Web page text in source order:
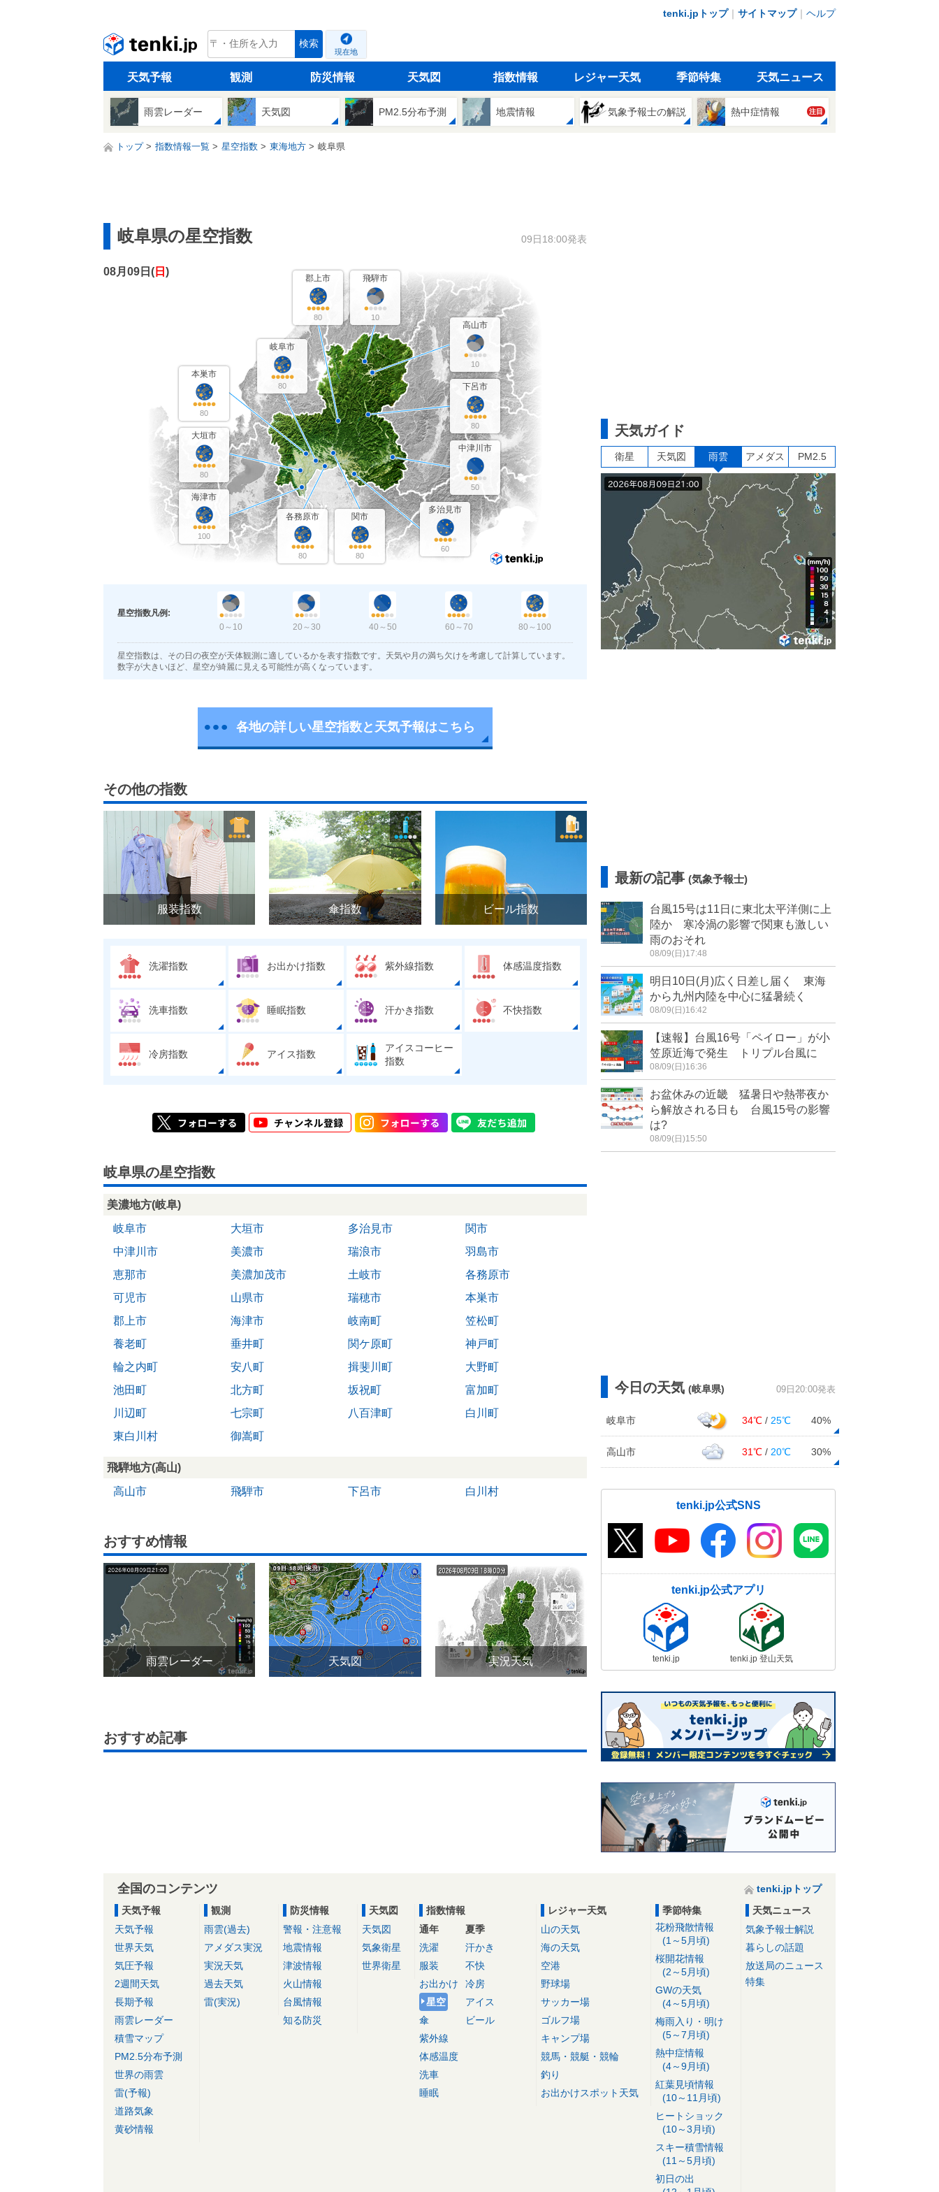
tenki.jpトップ｜ サイトマップ｜ ヘルプ
tenki.jp 検索
現在地
天気予報 観測 防災情報 天気図 指数情報 レジャー天気 季節特集 天気ニュース
雨雲レーダー 天気図 PM2.5分布予測 地震情報 気象予報士の解説 熱中症情報 注目
トップ 指数情報一覧 星空指数 東海地方 岐阜県
岐阜県の星空指数 09日18:00発表
08月09日( 日 )
岐阜市
80
高山市
10
多治見市
60
中津川市
50
下呂市
80
大垣市
80
関市
80
各務原市
80
飛騨市
10
郡上市
80
海津市
100
本巣市
80
星空指数凡例:
0～10
20～30 40～50 60～70 80～100
星空指数は、その日の夜空が天体観測に適しているかを表す指数です。天気や月の満ち欠けを考慮して計算しています。
数字が大きいほど、星空が綺麗に見える可能性が高くなっています。
各地の詳しい星空指数と天気予報はこちら
その他の指数
服装指数 傘指数 ビール指数
洗濯指数 お出かけ指数 紫外線指数 体感温度指数
洗車指数 睡眠指数 汗かき指数 不快指数
冷房指数 アイス指数
アイスコーヒー
指数
岐阜県の星空指数
美濃地方(岐阜)
岐阜市
大垣市 多治見市
関市
中津川市
美濃市 瑞浪市
羽島市
恵那市
美濃加茂市 土岐市
各務原市
可児市
山県市 瑞穂市
本巣市
郡上市
海津市 岐南町
笠松町
養老町
垂井町 関ケ原町
神戸町
輪之内町
安八町 揖斐川町
大野町
池田町
北方町 坂祝町
富加町
川辺町
七宗町 八百津町
白川町
東白川村
御嵩町
飛騨地方(高山)
高山市
飛騨市 下呂市 白川村
おすすめ情報
雨雲レーダー 天気図 実況天気
おすすめ記事
天気ガイド
衛星 天気図 雨雲 アメダス PM2.5
最新の記事 (気象予報士)
台風15号は11日に東北太平洋側に上
陸か 寒冷渦の影響で関東も激しい
雨のおそれ
08/09(日)17:48
明日10日(月)広く日差し届く 東海
から九州内陸を中心に猛暑続く
08/09(日)16:42
【速報】台風16号「ペイロー」が小
笠原近海で発生 トリプル台風に
08/09(日)16:36
お盆休みの近畿 猛暑日や熱帯夜か
ら解放される日も 台風15号の影響
は?
08/09(日)15:50
今日の天気 (岐阜県) 09日20:00発表
岐阜市 34℃ / 25℃ 40%
高山市 31℃ / 20℃ 30%
tenki.jp公式SNS
tenki.jp公式アプリ
tenki.jp tenki.jp 登山天気
全国のコンテンツ
tenki.jpトップ
天気予報
天気予報
世界天気
気圧予報
2週間天気
長期予報
雨雲レーダー
積雪マップ
PM2.5分布予測
世界の雨雲
雷(予報)
道路気象
黄砂情報
観測
雨雲(過去)
アメダス実況
実況天気
過去天気
雷(実況)
防災情報
警報・注意報
地震情報
津波情報
火山情報
台風情報
知る防災
天気図
天気図
気象衛星
世界衛星
指数情報
通年
洗濯
服装
お出かけ
星空
傘
紫外線
体感温度
洗車
睡眠
夏季
汗かき
不快
冷房
アイス
ビール
レジャー天気
山の天気
海の天気
空港
野球場
サッカー場
ゴルフ場
キャンプ場
競馬・競艇・競輪
釣り
お出かけスポット天気
季節特集
花粉飛散情報
(1～5月頃)
桜開花情報
(2～5月頃)
GWの天気
(4～5月頃)
梅雨入り・明け
(5～7月頃)
熱中症情報
(4～9月頃)
紅葉見頃情報
(10～11月頃)
ヒートショック
(10～3月頃)
スキー積雪情報
(11～5月頃)
初日の出
天気ニュース
気象予報士解説
暮らしの話題
放送局のニュース
特集